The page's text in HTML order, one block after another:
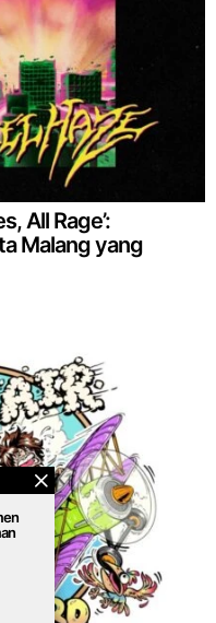
All Rage’:
Malang yang